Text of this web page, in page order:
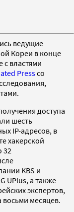
ведущие
Кореи в конце
властями
Pressсо
доступа
шесть
IP-адресов, в
хакерской
32
KBS и
UPlus, а также
экспертов,
восьми месяцев.